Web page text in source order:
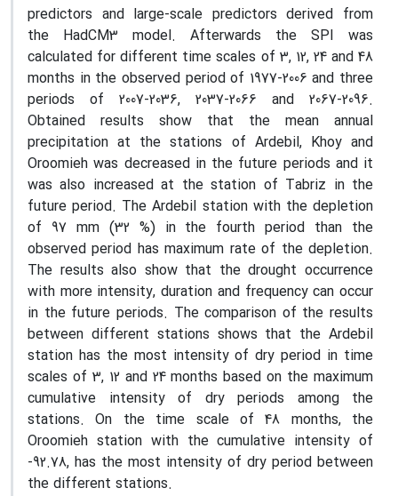
predictors and large-scale predictors derived from
the HadCM3 model. Afterwards the SPI was
calculated for different time scales of 3, 12, 24 and 48
months in the observed period of 1977-2006 and three
periods of 2007-2036, 2037-2066 and 2067-2096.
Obtained results show that the mean annual
precipitation at the stations of Ardebil, Khoy and
Oroomieh was decreased in the future periods and it
was also increased at the station of Tabriz in the
future period. The Ardebil station with the depletion
of 97 mm (32 %) in the fourth period than the
observed period has maximum rate of the depletion.
The results also show that the drought occurrence
with more intensity, duration and frequency can occur
in the future periods. The comparison of the results
between different stations shows that the Ardebil
station has the most intensity of dry period in time
scales of 3, 12 and 24 months based on the maximum
cumulative intensity of dry periods among the
stations. On the time scale of 48 months, the
Oroomieh station with the cumulative intensity of
-92.78, has the most intensity of dry period between
the different stations.